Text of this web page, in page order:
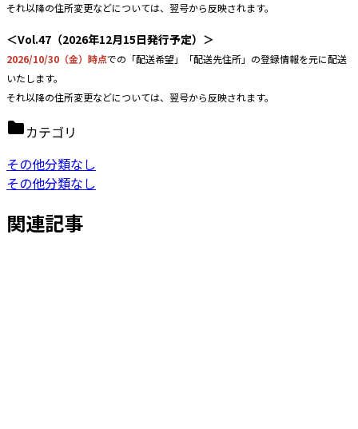
それ以降の住所変更などについては、翌号から反映されます。
＜Vol.47（2026年12月15日発行予定）＞
2026/10/30（金）時点での「配送希望」「配送先住所」の登録情報を元に配送
いたします。
それ以降の住所変更などについては、翌号から反映されます。
カテゴリ
その他分類なし
その他分類なし
関連記事